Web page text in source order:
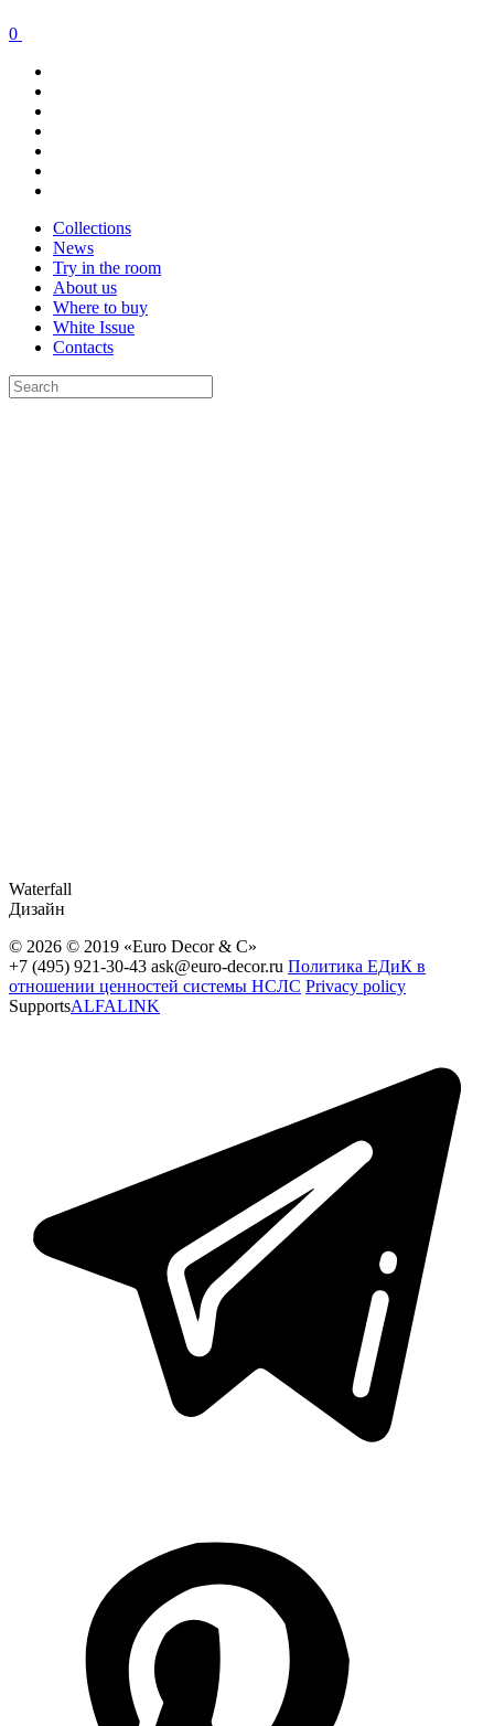
0
Collections
News
Try in the room
About us
Where to buy
White Issue
Contacts
Waterfall
Дизайн
© 2026 © 2019 «Euro Decor & C»
+7 (495) 921-30-43 ask@euro-decor.ru Политика ЕДиК в
отношении ценностей системы НСЛС Privacy policy
SupportsALFALINK